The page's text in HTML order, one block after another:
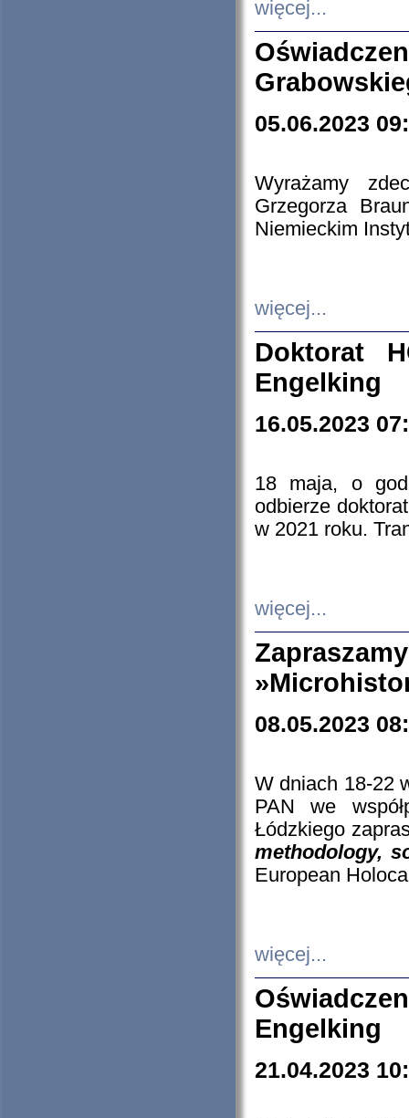
więcej...
05.06.2023
Wyrażamy
Grzegorza
Niemieckim
więcej...
Doktorat
Engelking
16.05.2023
18 maja, o
odbierze
w 2021 roku.
więcej...
08.05.2023
W dniach 18-22
PAN we
Łódzkiego
methodology,
European
więcej...
Engelking
21.04.2023